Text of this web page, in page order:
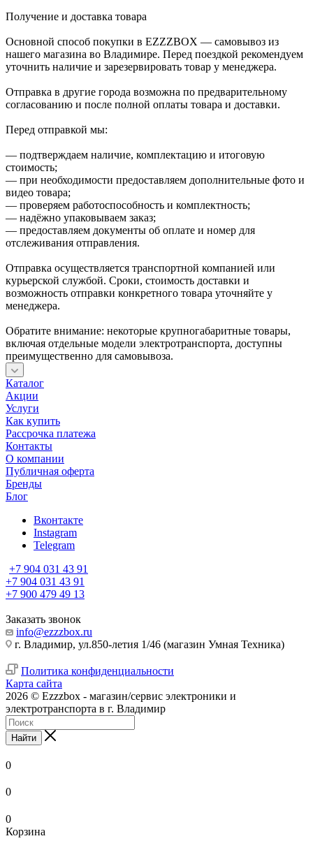
Получение и доставка товара
Основной способ покупки в EZZZBOX — самовывоз из
нашего магазина во Владимире. Перед поездкой рекомендуем
уточнить наличие и зарезервировать товар у менеджера.
Отправка в другие города возможна по предварительному
согласованию и после полной оплаты товара и доставки.
Перед отправкой мы:
— подтверждаем наличие, комплектацию и итоговую
стоимость;
— при необходимости предоставляем дополнительные фото и
видео товара;
— проверяем работоспособность и комплектность;
— надёжно упаковываем заказ;
— предоставляем документы об оплате и номер для
отслеживания отправления.
Отправка осуществляется транспортной компанией или
курьерской службой. Сроки, стоимость доставки и
возможность отправки конкретного товара уточняйте у
менеджера.
Обратите внимание: некоторые крупногабаритные товары,
включая отдельные модели электротранспорта, доступны
преимущественно для самовывоза.
Каталог
Акции
Услуги
Как купить
Рассрочка платежа
Контакты
О компании
Публичная оферта
Бренды
Блог
Вконтакте
Instagram
Telegram
+7 904 031 43 91
+7 904 031 43 91
+7 900 479 49 13
Заказать звонок
info@ezzzbox.ru
г. Владимир, ул.850-летия 1/46 (магазин Умная Техника)
Политика конфиденциальности
Карта сайта
2026 © Ezzzbox - магазин/сервис электроники и
электротранспорта в г. Владимир
Найти
0
0
0
Корзина